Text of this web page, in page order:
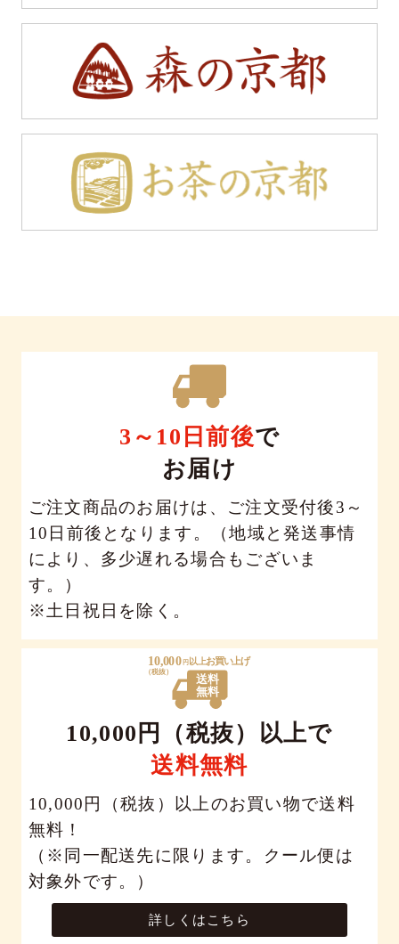
3～10日前後で
お届け
ご注文商品のお届けは、ご注文受付後3～
10日前後となります。（地域と発送事情
により、多少遅れる場合もございま
す。）
※土日祝日を除く。
10,000円（税抜）以上で
送料無料
10,000円（税抜）以上のお買い物で送料
無料！
（※同一配送先に限ります。クール便は
対象外です。）
詳しくはこちら